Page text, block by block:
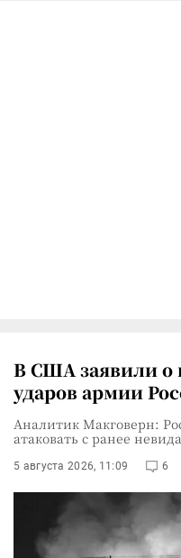
В США заявили о
ударов армии
Аналитик Макговерн:
атаковать с ранее
5 августа 2026, 11:09 6